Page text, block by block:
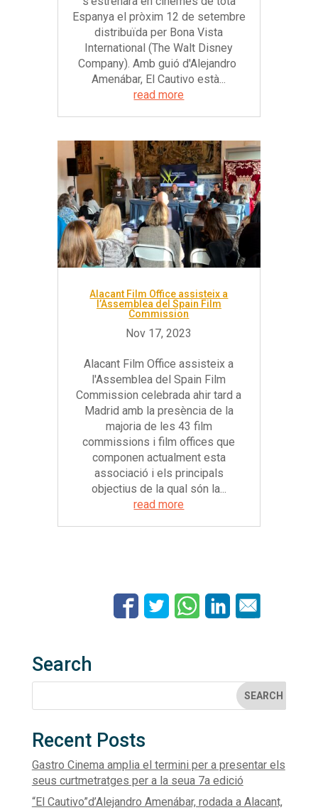
Espanya el pròxim 12 de setembre
distribuïda per Bona Vista
International (The Walt Disney
Company). Amb guió d'Alejandro
Amenábar, El Cautivo està...
read more
Alacant Film Office assisteix a
l’Assemblea del Spain Film
Commission
Alacant Film Office assisteix a
l'Assemblea del Spain Film
Commission celebrada ahir tard a
Madrid amb la presència de la
majoria de les 43 film
commissions i film offices que
componen actualment esta
associació i els principals
objectius de la qual són la...
read more
Search
Recent Posts
Gastro Cinema amplia el termini per a presentar els
seus curtmetratges per a la seua 7a edició
“El Cautivo”d’Alejandro Amenábar, rodada a Alacant,